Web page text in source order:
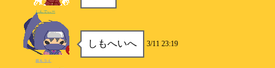
しんでぃー
しもへいへ 3/11 23:19
柊キライ